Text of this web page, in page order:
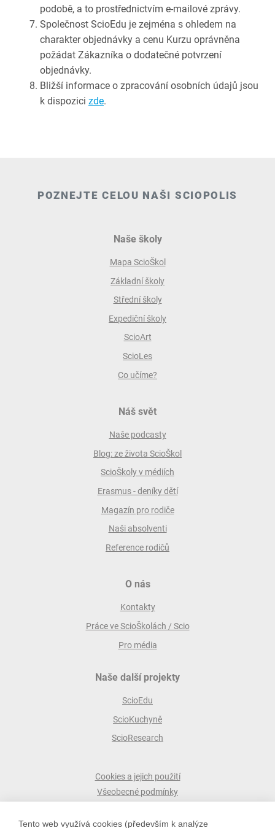
Tento web využívá cookies (především k analýze
podobě, a to prostřednictvím e-mailové zprávy.
Společnost ScioEdu je zejména s ohledem na
charakter objednávky a cenu Kurzu oprávněna
požádat Zákazníka o dodatečné potvrzení
objednávky.
Bližší informace o zpracování osobních údajů jsou
k dispozici zde.
POZNEJTE CELOU NAŠI SCIOPOLIS
Naše školy
Mapa ScioŠkol
Základní školy
Střední školy
Expediční školy
ScioArt
ScioLes
Co učíme?
Náš svět
Naše podcasty
Blog: ze života ScioŠkol
ScioŠkoly v médiích
Erasmus - deníky dětí
Magazín pro rodiče
Naši absolventi
Reference rodičů
O nás
Kontakty
Práce ve ScioŠkolách / Scio
Pro média
Naše další projekty
ScioEdu
ScioKuchyně
ScioResearch
Cookies a jejich použití
Všeobecné podmínky